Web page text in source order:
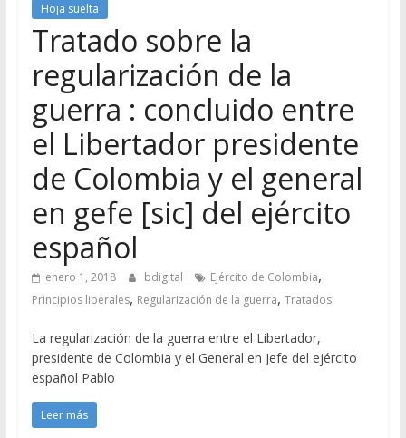
Hoja suelta
Tratado sobre la
regularización de la
guerra : concluido entre
el Libertador presidente
de Colombia y el general
en gefe [sic] del ejército
español
enero 1, 2018 bdigital Ejército de Colombia,
Principios liberales, Regularización de la guerra, Tratados
La regularización de la guerra entre el Libertador,
presidente de Colombia y el General en Jefe del ejército
español Pablo
Leer más